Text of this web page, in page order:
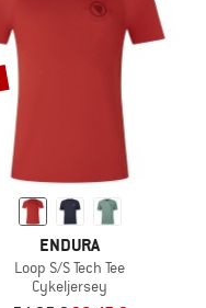
ENDURA
Loop S/S Tech Tee
Cykeljersey